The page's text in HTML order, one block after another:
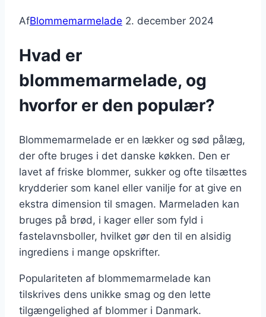
AfBlommemarmelade 2. december 2024
Hvad er
blommemarmelade, og
hvorfor er den populær?
Blommemarmelade er en lækker og sød pålæg,
der ofte bruges i det danske køkken. Den er
lavet af friske blommer, sukker og ofte tilsættes
krydderier som kanel eller vanilje for at give en
ekstra dimension til smagen. Marmeladen kan
bruges på brød, i kager eller som fyld i
fastelavnsboller, hvilket gør den til en alsidig
ingrediens i mange opskrifter.
Populariteten af blommemarmelade kan
tilskrives dens unikke smag og den lette
tilgængelighed af blommer i Danmark.